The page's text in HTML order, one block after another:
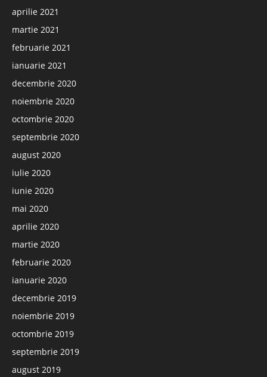
aprilie 2021
martie 2021
februarie 2021
ianuarie 2021
decembrie 2020
noiembrie 2020
octombrie 2020
septembrie 2020
august 2020
iulie 2020
iunie 2020
mai 2020
aprilie 2020
martie 2020
februarie 2020
ianuarie 2020
decembrie 2019
noiembrie 2019
octombrie 2019
septembrie 2019
august 2019